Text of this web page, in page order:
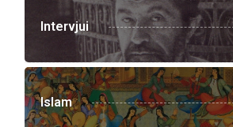
Intervjui
Islam